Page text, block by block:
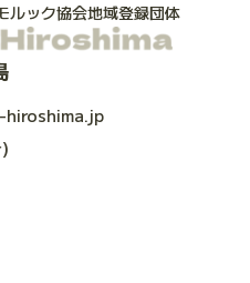
ルック協会地域登録団体